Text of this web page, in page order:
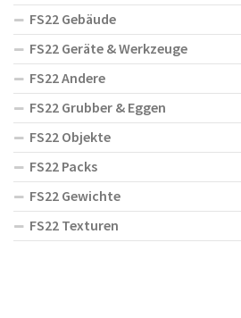
FS22 Gebäude
FS22 Geräte & Werkzeuge
FS22 Andere
FS22 Grubber & Eggen
FS22 Objekte
FS22 Packs
FS22 Gewichte
FS22 Texturen